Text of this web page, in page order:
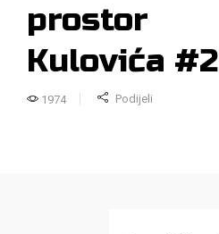
prostor
Kulovića #2
1974 Podijeli